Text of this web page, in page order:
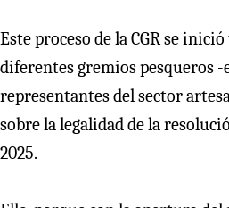
Este proceso de la CGR se
diferentes gremios pesqueros -
representantes del sector
sobre la legalidad de la
2025.